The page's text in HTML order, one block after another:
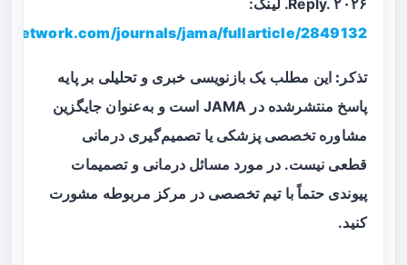
Reply. ۲۰۲۶. لینک:
journals/jama/fullarticle/2849132
تذکر: این مطلب یک بازنویسی خبری و تحلیلی بر پایه
پاسخ منتشرشده در JAMA است و به‌عنوان جایگزین
مشاوره تخصصی پزشکی یا تصمیم‌گیری درمانی
قطعی نیست. در مورد مسائل درمانی و تصمیمات
پیوندی حتماً با تیم تخصصی در مرکز مربوطه مشورت
کنید.